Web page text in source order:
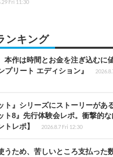
Fri 11:30
ンキング
本作は時間とお金を注ぎ込む
プリート エディション』
ト』シリーズにストーリーがあ
ト8』先行体験会レポ。衝撃的
トレポ】
2026.8.7 Fri 12:30
うため、苦しいところ支払っ